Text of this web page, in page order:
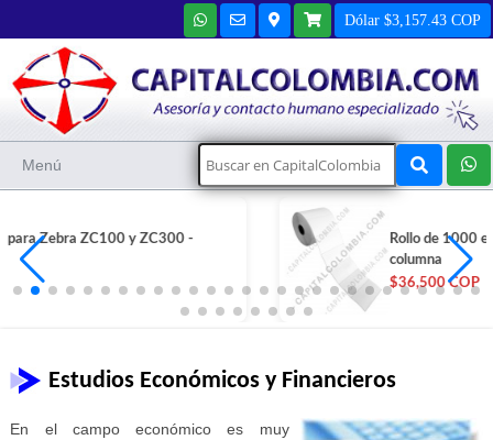
Dólar $3,157.43 COP
Menú
Rollo de 1000 etiquetas bond de 10cms x 5cms una
$36,500 COP
Estudios Económicos y Financieros
En el campo económico es muy